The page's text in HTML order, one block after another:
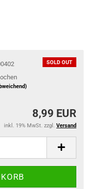
SOLD OUT
8,99 EUR
inkl. 19% MwSt. zzgl. Versand